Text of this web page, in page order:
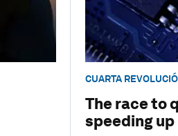
CUARTA
The race to
speeding up